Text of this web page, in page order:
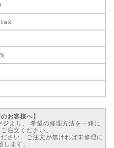
お客様へ】
ジ より、 希望の修理方法を一緒に
注文ください。
さい。ご注文が無ければ未修理に
します。